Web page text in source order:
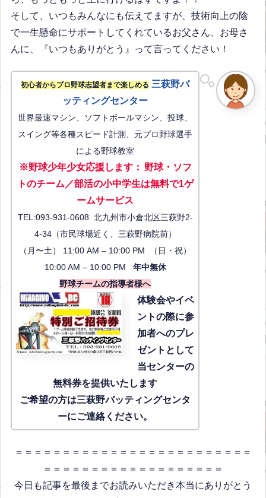
そして、いつもみんなにも伝えてますが、技術向上の陰
で一生懸命にサポートしてくれているお父さん、お母さ
んに、『いつもありがとう』って言ってください！
初心者からプロ野球志望者まで楽しめる 三萩野バ
ッティングセンター
世界最速マシン、ソフトボールマシン、投球、
スイング等各種スピード計測、元プロ野球選手
による野球教室
※野球少年少女応援します： 野球・ソフ
トのチーム／部活の小中学生は無料で1ゲ
ームサービス
TEL:093-931-0608 北九州市小倉北区三萩野2-
4-34（市民球場近く、三萩野病院前）
（月〜土） 11:00 AM – 10:00 PM （日・祝）
10:00 AM – 10:00 PM 年中無休
野球チームの指導者様へ
体験会やイベ
ントの際に参
加者へのプレ
ゼントとして
当センターの
無料券を提供いたします
ご希望の方は三萩野バッティングセンタ
ーにご連絡ください。
＝＝＝＝＝＝＝＝＝＝＝＝＝＝＝＝＝＝＝＝＝＝＝＝＝
＝＝＝＝＝＝＝＝＝＝＝＝＝＝＝＝＝＝＝
今日も記事を最後までお読みいただき本当にありがとう